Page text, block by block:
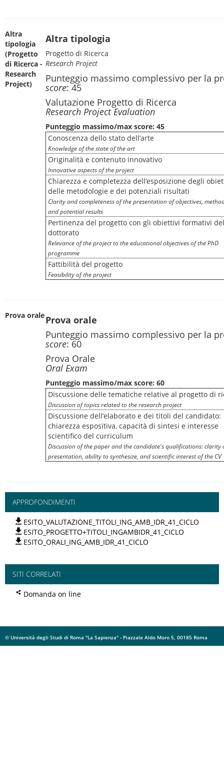
Altra
tipologia
(Progetto
di Ricerca -
Research
Project)
Altra tipologia
Progetto di Ricerca
Research Project
Punteggio massimo complessivo per la
score: 45
Valutazione Progetto di Ricerca
Research Project Evaluation
Punteggio massimo/max score: 45
Conoscenza dello stato dell’arte
Knowledge of the state of the art
Originalità e contenuto innovativo
Innovative aspects of the project
Chiarezza e completezza dell’esposizione degli
delle metodologie e dei potenziali risultati
Clarity and completeness of the presentation of objectives,
and potential results
Pertinenza del progetto con gli obiettivi formativi del
dottorato
Relevance of the project to the educational objectives of the PhD
programme
Fattibilità del progetto
Feasibility of the project
Prova oraleProva orale
Punteggio massimo complessivo per la
score: 60
Prova Orale
Oral Exam
Punteggio massimo/max score: 60
Discussione delle tematiche relative al progetto di
Discussion of topics related to the research project
Discussione dell’elaborato e dei titoli del candidato:
chiarezza espositiva, capacità di sintesi e interesse
scientifico del curriculum
Discussion of the paper and the candidate's qualifications: clarity
presentation, ability to synthesize, and scientific interest of the CV
APPROFONDIMENTI
ESITO_VALUTAZIONE_TITOLI_ING_AMB_IDR_41_CICLO
ESITO_PROGETTO+TITOLI_INGAMBIDR_41_CICLO
ESITO_ORALI_ING_AMB_IDR_41_CICLO
SITI CORRELATI
Domanda on line
© Università degli Studi di Roma "La Sapienza" - Piazzale Aldo Moro 5, 00185 Roma